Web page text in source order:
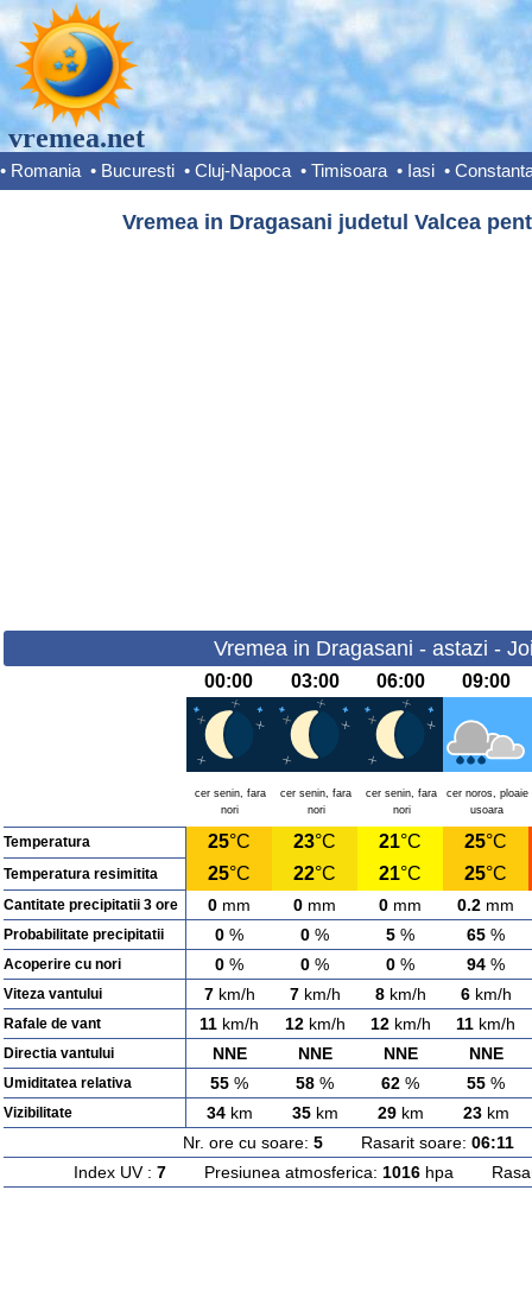
vremea.net
• Romania • Bucuresti • Cluj-Napoca • Timisoara • Iasi •
Vremea in Dragasani judetul Valcea
Vremea in Dragasani - astazi -
00:00 03:00 06:00 09:00
cer senin, fara
nori
cer senin, fara
nori
cer senin, fara
nori
cer noros, ploaie
usoara
Temperatura 25°C 23°C 21°C 25°C
Temperatura resimitita 25°C 22°C 21°C 25°C
Cantitate precipitatii 3 ore 0 mm 0 mm 0 mm 0.2 mm
Probabilitate precipitatii 0 % 0 % 5 % 65 %
Acoperire cu nori 0 % 0 % 0 % 94 %
Viteza vantului 7km/h 7km/h 8km/h 6km/h
Rafale de vant 11 km/h 12km/h 12km/h 11 km/h
Directia vantului NNE NNE NNE NNE
Umiditatea relativa 55 % 58 % 62 % 55 %
Vizibilitate 34km 35km 29km 23km
Nr. ore cu soare: 5 Rasarit soare: 06:11
Index UV : 7Presiunea atmosferica: 1016hpa